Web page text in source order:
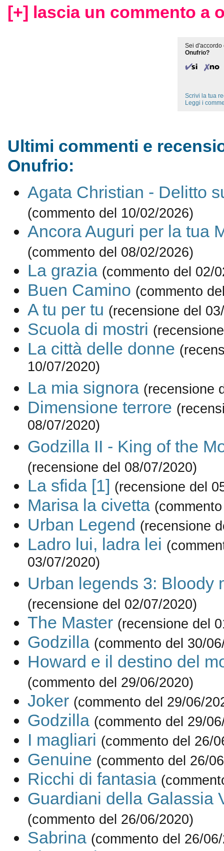
[+] lascia un commento a
Sei d'accordo
Onufrio?
Scrivi la tua
Leggi i
Ultimi commenti e
Onufrio:
Agata Christian - Delitto
(commento del 10/02/2026)
Ancora Auguri per la tua
(commento del 08/02/2026)
La grazia (commento del 02/
Buen Camino (commento
A tu per tu (recensione del
Scuola di mostri
La città delle donne
10/07/2020)
La mia signora (recensione
Dimensione terrore
08/07/2020)
Godzilla II - King of the
(recensione del 08/07/2020)
La sfida [1] (recensione del
Marisa la civetta
Urban Legend (recensione
Ladro lui, ladra lei
03/07/2020)
Urban legends 3: Bloody
(recensione del 02/07/2020)
The Master (recensione del
Godzilla (commento del 30/
Howard e il destino del
(commento del 29/06/2020)
Joker (commento del 29/06/
Godzilla (commento del 29/
I magliari (commento del 26/
Genuine (commento del 26/
Ricchi di fantasia
Guardiani della Galassia
(commento del 26/06/2020)
Sabrina (commento del 26/